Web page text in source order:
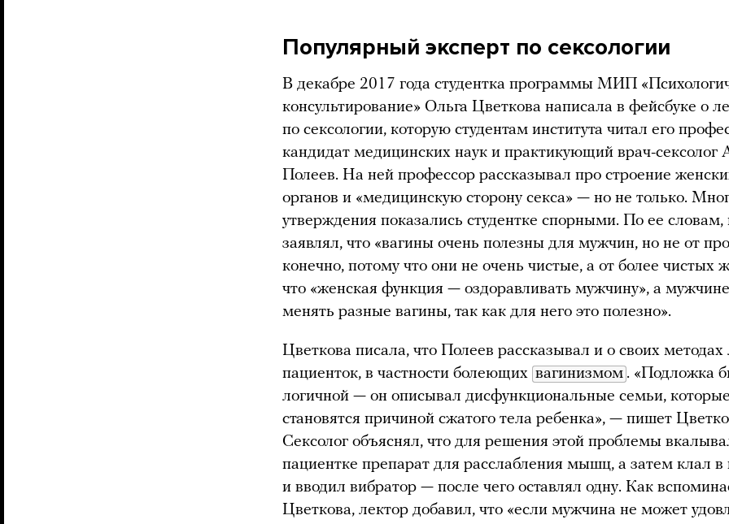
Популярный эксперт по сексологии
В декабре 2017 года студентка программы МИП
консультирование» Ольга Цветкова написала в фейсбуке о
по сексологии, которую студентам института читал его
кандидат медицинских наук и практикующий врач-сексолог
Полеев. На ней профессор рассказывал про строение
органов и «медицинскую сторону секса» — но не только.
утверждения показались студентке спорными. По ее словам,
заявлял, что «вагины очень полезны для мужчин, но не от
конечно, потому что они не очень чистые, а от более чистых
что «женская функция — оздоравливать мужчину», а
менять разные вагины, так как для него это полезно».
Цветкова писала, что Полеев рассказывал и о своих методах
пациенток, в частности болеющих вагинизмом . «Подложка
логичной — он описывал дисфункциональные семьи,
становятся причиной сжатого тела ребенка», — пишет
Сексолог объяснял, что для решения этой проблемы
пациентке препарат для расслабления мышц, а затем клал в
и вводил вибратор — после чего оставлял одну. Как
Цветкова, лектор добавил, что «если мужчина не может